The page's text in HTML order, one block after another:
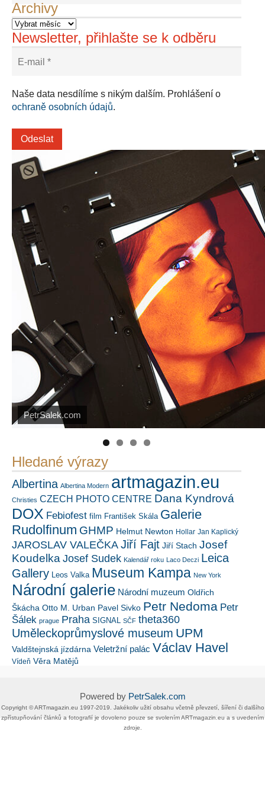
Archivy
Newsletter, přihlašte se k odběru
Naše data nesdílíme s nikým dalším. Prohlášení o
ochraně osobních údajů.
PetrSalek.com
Náš mediální partner
https://kuula.co/profile/PetrSalek/collections
Hledané výrazy
Albertina Albertina Modern artmagazin.eu
Christies CZECH PHOTO CENTRE Dana Kyndrová
DOX Febiofest film František Skála Galerie
Rudolfinum GHMP Helmut Newton Hollar Jan Kaplický
JAROSLAV VALEČKA Jiří Fajt Jiří Stach Josef
Koudelka Josef Sudek Kalendář roku Laco Deczi Leica
Gallery Leos Valka Museum Kampa New York
Národní galerie Národní muzeum Oldřich
Škácha Otto M. Urban Pavel Sivko Petr Nedoma Petr
Šálek prague Praha SIGNAL SČF theta360
Uměleckoprůmyslové museum UPM
Valdštejnská jízdárna Veletržní palác Václav Havel
Vídeň Věra Matějů
Powered by PetrSalek.com
Copyright ©​ ​​ARTmagazin.eu ​1997-2019​.​ Jakékoliv užití obsahu včetně převzetí, šíření či dalšího
zpřístupňování článků a fotografií je dovoleno pouze se svolením ​ARTmagazin.eu​ ​a s uvedením
zdroje.